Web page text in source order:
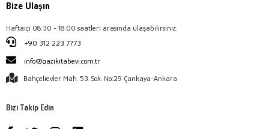
Bize Ulaşın
Haftaiçi 08:30 - 18:00 saatleri arasında ulaşabilirsiniz.
+90 312 223 7773
info@gazikitabevi.com.tr
Bahçelievler Mah. 53. Sok. No:29 Çankaya-Ankara
Bizi Takip Edin